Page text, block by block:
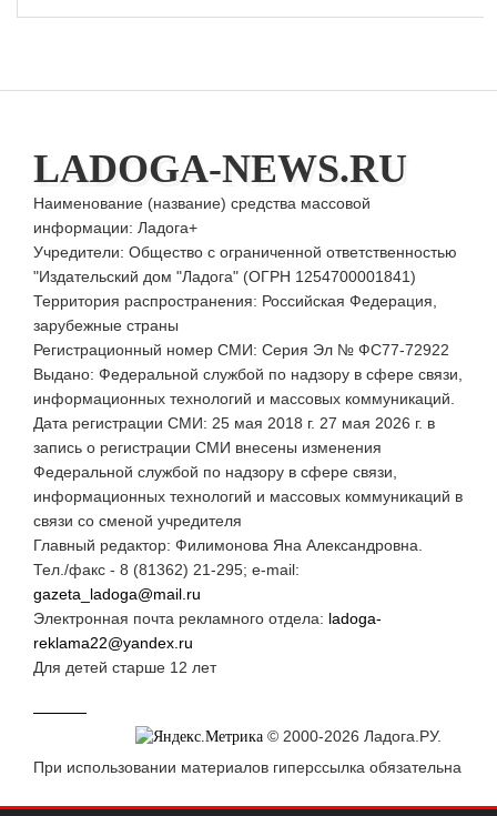
LADOGA-NEWS.RU
Наименование (название) средства массовой
информации: Ладога+
Учредители: Общество с ограниченной ответственностью
"Издательский дом "Ладога" (ОГРН 1254700001841)
Территория распространения: Российская Федерация,
зарубежные страны
Регистрационный номер СМИ: Серия Эл № ФС77-72922
Выдано: Федеральной службой по надзору в сфере связи,
информационных технологий и массовых коммуникаций.
Дата регистрации СМИ: 25 мая 2018 г. 27 мая 2026 г. в
запись о регистрации СМИ внесены изменения
Федеральной службой по надзору в сфере связи,
информационных технологий и массовых коммуникаций в
связи со сменой учредителя
Главный редактор: Филимонова Яна Александровна.
Тел./факс - 8 (81362) 21-295; e-mail:
gazeta_ladoga@mail.ru
Электронная почта рекламного отдела: ladoga-
reklama22@yandex.ru
Для детей старше 12 лет
© 2000-2026 Ладога.РУ.
При использовании материалов гиперссылка обязательна